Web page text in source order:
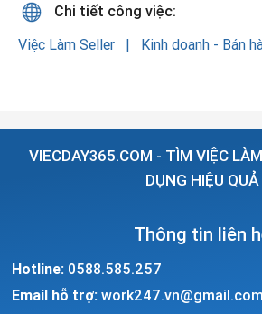
Chi tiết công việc:
Việc Làm Seller
Kinh doanh - Bán
VIECDAY365.COM - TÌM VIỆC
DỤNG HIỆU QUẢ
Thông tin liên
Hotline: 0588.585.257
Email hỗ trợ: work247.vn@gmail.com